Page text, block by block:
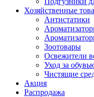
Хозяйственные
Антистатики
Зоотовары
Освежители
Уход за
Чистящие
Акция
Распродажа